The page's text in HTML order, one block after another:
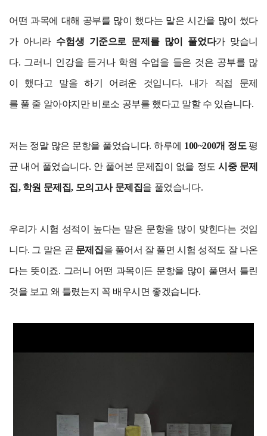
어떤 과목에 대해 공부를 많이 했다는 말은 시간을 많이 썼다
가 아니라 수험생 기준으로 문제를 많이 풀었다가 맞습니
다. 그러니 인강을 듣거나 학원 수업을 들은 것은 공부를 많
이 했다고 말을 하기 어려운 것입니다. 내가 직접 문제
를 풀 줄 알아야지만 비로소 공부를 했다고 말할 수 있습니다.
저는 정말 많은 문항을 풀었습니다. 하루에 100~200개 정도평
균 내어 풀었습니다. 안 풀어본 문제집이 없을 정도시중 문제
집, 학원 문제집, 모의고사 문제집을 풀었습니다.
우리가 시험 성적이 높다는 말은 문항을 많이 맞힌다는 것입
니다. 그 말은 곧 문제집을 풀어서 잘 풀면 시험 성적도 잘 나온
다는 뜻이죠. 그러니 어떤 과목이든 문항을 많이 풀면서 틀린
것을 보고 왜 틀렸는지 꼭 배우시면 좋겠습니다.